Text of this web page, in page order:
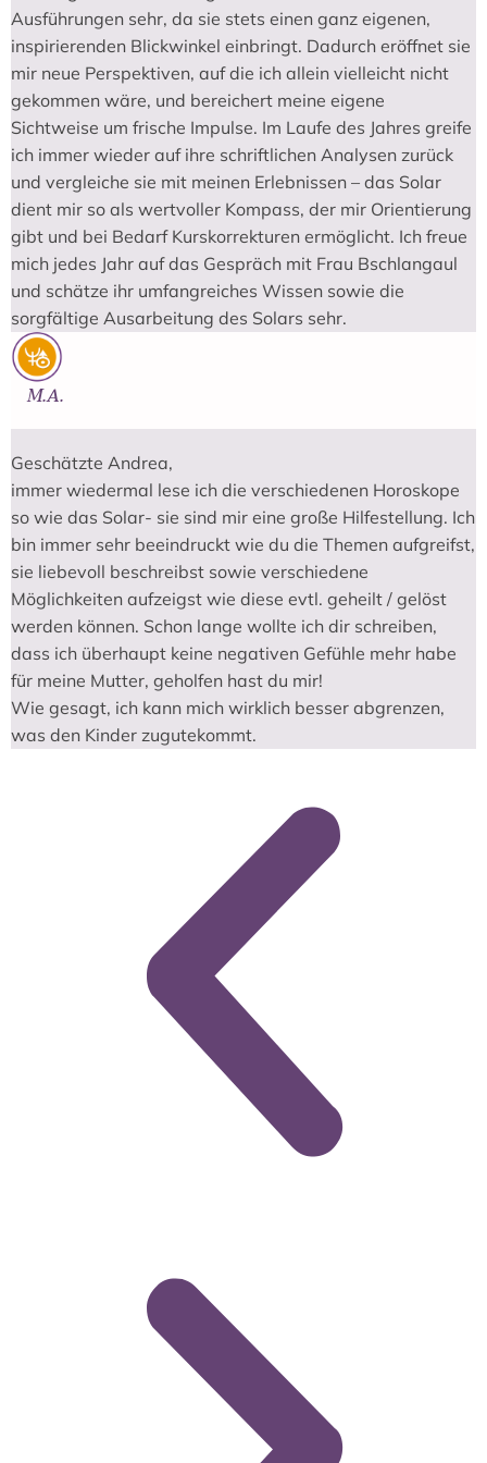
Ausführungen sehr, da sie stets einen ganz eigenen,
inspirierenden Blickwinkel einbringt. Dadurch eröffnet sie
mir neue Perspektiven, auf die ich allein vielleicht nicht
gekommen wäre, und bereichert meine eigene
Sichtweise um frische Impulse. Im Laufe des Jahres greife
ich immer wieder auf ihre schriftlichen Analysen zurück
und vergleiche sie mit meinen Erlebnissen – das Solar
dient mir so als wertvoller Kompass, der mir Orientierung
gibt und bei Bedarf Kurskorrekturen ermöglicht. Ich freue
mich jedes Jahr auf das Gespräch mit Frau Bschlangaul
und schätze ihr umfangreiches Wissen sowie die
sorgfältige Ausarbeitung des Solars sehr.
M.A.
Geschätzte Andrea,
immer wiedermal lese ich die verschiedenen Horoskope
so wie das Solar- sie sind mir eine große Hilfestellung. Ich
bin immer sehr beeindruckt wie du die Themen aufgreifst,
sie liebevoll beschreibst sowie verschiedene
Möglichkeiten aufzeigst wie diese evtl. geheilt / gelöst
werden können. Schon lange wollte ich dir schreiben,
dass ich überhaupt keine negativen Gefühle mehr habe
für meine Mutter, geholfen hast du mir!
Wie gesagt, ich kann mich wirklich besser abgrenzen,
was den Kinder zugutekommt.